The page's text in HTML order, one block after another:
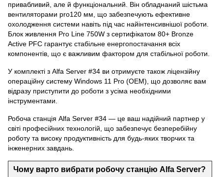
привабливий, але й функціональний. Він обладнаний шістьма
вентиляторами pro120 мм, що забезпечують ефективне
охолодження системи навіть під час найінтенсивнішої роботи.
Блок живлення Pro Line 750W з сертифікатом 80+ Bronze
Active PFC гарантує стабільне енергопостачання всіх
компонентів, що є важливим фактором для стабільної роботи.
У комплекті з Alfa Server #34 ви отримуєте також ліцензійну
операційну систему Windows 11 Pro (OEM), що дозволяє вам
відразу приступити до роботи з усіма необхідними
інструментами.
Робоча станція Alfa Server #34 — це ваш надійний партнер у
світі професійних технологій, що забезпечує безперебійну
роботу та високу продуктивність для будь-яких творчих та
інженерних завдань.
Чому варто вибрати робочу станцію Alfa Server?